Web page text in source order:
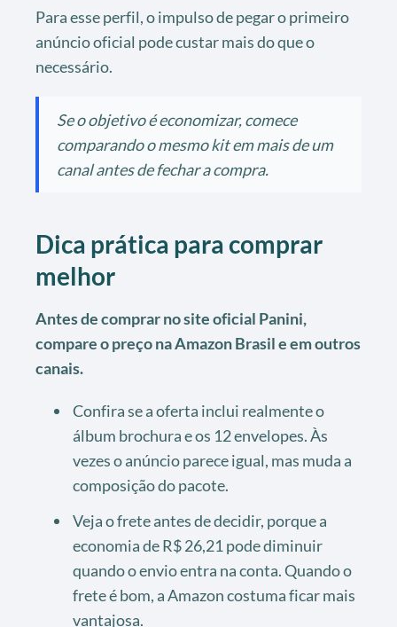
Para esse perfil, o impulso de pegar o primeiro
anúncio oficial pode custar mais do que o
necessário.
Se o objetivo é economizar, comece
comparando o mesmo kit em mais de um
canal antes de fechar a compra.
Dica prática para comprar
melhor
Antes de comprar no site oficial Panini,
compare o preço na Amazon Brasil e em outros
canais.
Confira se a oferta inclui realmente o
álbum brochura e os 12 envelopes. Às
vezes o anúncio parece igual, mas muda a
composição do pacote.
Veja o frete antes de decidir, porque a
economia de R$ 26,21 pode diminuir
quando o envio entra na conta. Quando o
frete é bom, a Amazon costuma ficar mais
vantajosa.